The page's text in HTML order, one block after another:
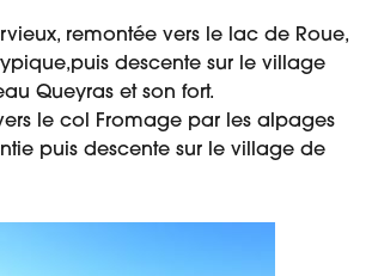
remontée vers le lac de Roue,
descente sur le village
Queyras et son fort.
le col Fromage par les alpages
puis descente sur le village de